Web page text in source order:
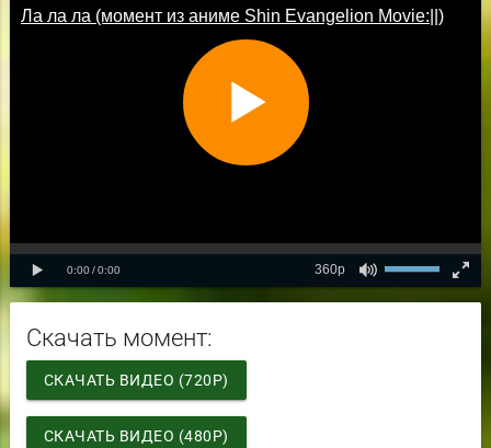
Скачать момент:
СКАЧАТЬ ВИДЕО (720P)
СКАЧАТЬ ВИДЕО (480P)